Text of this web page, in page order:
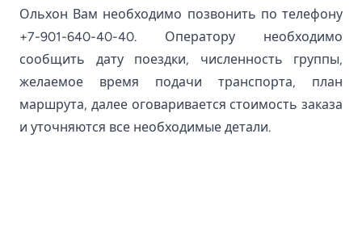
Ольхон Вам необходимо позвонить по телефону
+7-901-640-40-40. Оператору необходимо
сообщить дату поездки, численность группы,
желаемое время подачи транспорта, план
маршрута, далее оговаривается стоимость заказа
и уточняются все необходимые детали.